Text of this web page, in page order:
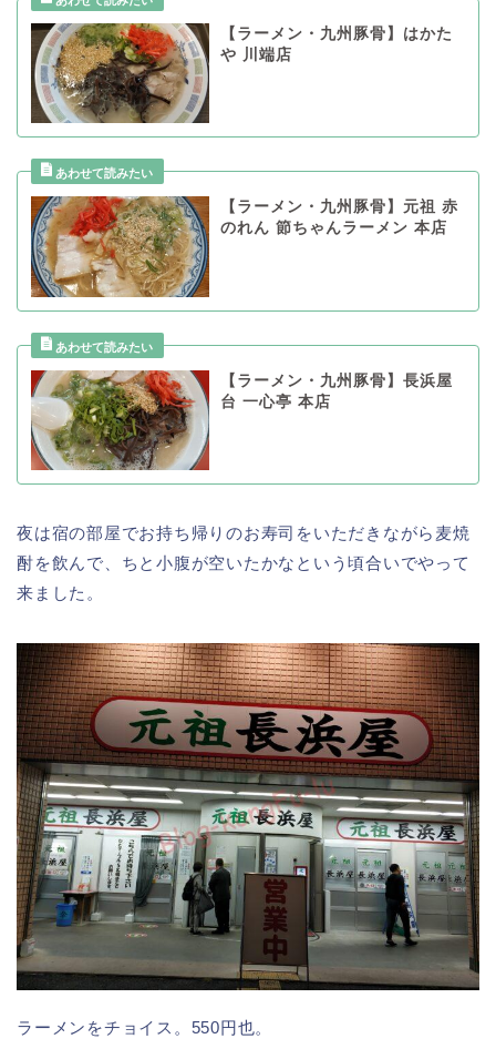
【ラーメン・九州豚骨】はかた
や 川端店
【ラーメン・九州豚骨】元祖 赤
のれん 節ちゃんラーメン 本店
【ラーメン・九州豚骨】長浜屋
台 一心亭 本店
夜は宿の部屋でお持ち帰りのお寿司をいただきながら麦焼
酎を飲んで、ちと小腹が空いたかなという頃合いでやって
来ました。
ラーメンをチョイス。550円也。